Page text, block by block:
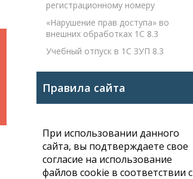
регистрационному номеру
«Нарушение прав доступа» во
внешних обработках 1С 8.3
Учебный отпуск в 1С ЗУП 8.3
Правила сайта
При использовании данного
сайта, вы подтверждаете свое
согласие на использование
файлов cookie в соответствии с